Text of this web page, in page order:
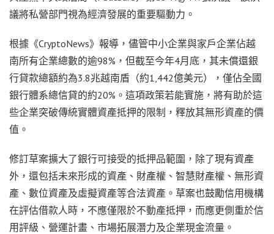
議將私營部門視為經濟發展的重要驅動力。
根據《CryptoNews》報導，儘管中小企業與家戶企業佔越
南所有企業總數的逾98%，但截至今年4月底，其未償還銀
行貸款總額約為3.8兆越南盾（約1,442億美元），僅佔全國
銀行體系總信貸的約20%。這項政策若能實施，將有助於這
些企業突破傳統實體資產抵押的限制，釋放其無形資產的價
值。
修訂草案擴大了銀行可接受的抵押品範圍，除了現有資產
外，還包括未來形成的資產、財產權、智慧財產權、無形資
產、數位資產及虛擬資產等合法資產。草案也鼓勵信用機構
在評估借款人時，不應僅限於不動產抵押，而應更側重於信
用評級、營運計畫、市場拓展潛力及企業現金流量。